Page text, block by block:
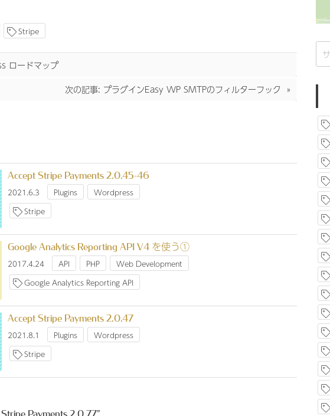
Stripe
ロードマップ
次の記事: プラグインEasy WP SMTPのフィルターフック
Accept Stripe Payments 2.0.45-46
2021.6.3 Plugins
Wordpress
Stripe
Google Analytics Reporting API V4 を使う①
2017.4.24 API PHP
Web Development
Google Analytics Reporting API
Accept Stripe Payments 2.0.47
2021.8.1 Plugins
Wordpress
Stripe
検
索: